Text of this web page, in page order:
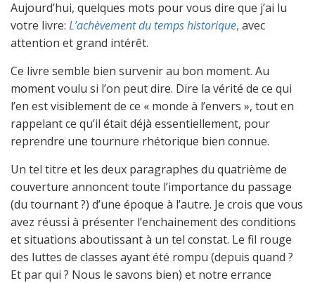
Aujourd’hui, quelques mots pour vous dire que j’ai lu
votre livre: L’achèvement du temps historique, avec
attention et grand intérêt.
Ce livre semble bien survenir au bon moment. Au
moment voulu si l’on peut dire. Dire la vérité de ce qui
l’en est visiblement de ce « monde à l’envers », tout en
rappelant ce qu’il était déjà essentiellement, pour
reprendre une tournure rhétorique bien connue.
Un tel titre et les deux paragraphes du quatrième de
couverture annoncent toute l’importance du passage
(du tournant ?) d’une époque à l’autre. Je crois que vous
avez réussi à présenter l’enchainement des conditions
et situations aboutissant à un tel constat. Le fil rouge
des luttes de classes ayant été rompu (depuis quand ?
Et par qui ? Nous le savons bien) et notre errance